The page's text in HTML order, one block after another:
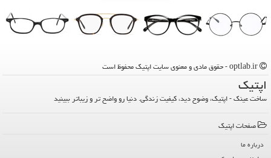
اپتیك
ساخت عینک - اپتیک، وضوح دید، کیفیت زندگی. دنیا رو واضح تر و زیباتر ببینید
صفحات اپتیك
درباره ما